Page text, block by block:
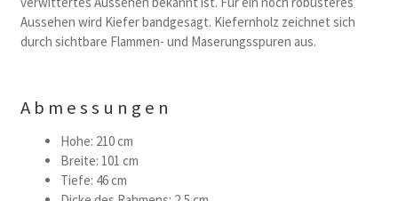
Aussehen wird Kiefer bandgesagt. Kiefernholz zeichnet sich
durch sichtbare Flammen- und Maserungsspuren aus.
Abmessungen
Hohe: 210 cm
Breite: 101 cm
Tiefe: 46 cm